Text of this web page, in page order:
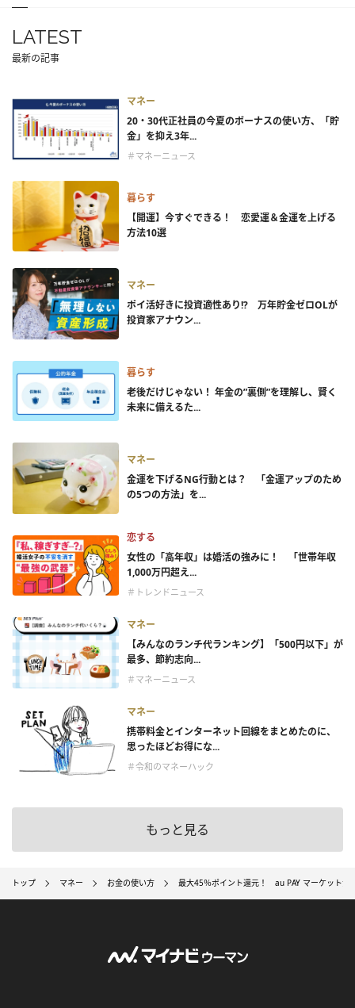
LATEST
最新の記事
マネー
20・30代正社員の今夏のボーナスの使い方、「貯
金」を抑え3年...
＃マネーニュース
暮らす
【開運】今すぐできる！ 恋愛運＆金運を上げる
方法10選
マネー
ポイ活好きに投資適性あり!? 万年貯金ゼロOLが
投資家アナウン...
暮らす
老後だけじゃない！ 年金の”裏側”を理解し、賢く
未来に備えるた...
マネー
金運を下げるNG行動とは？ 「金運アップのため
の5つの方法」を...
恋する
女性の「高年収」は婚活の強みに！ 「世帯年収
1,000万円超え...
＃トレンドニュース
マネー
【みんなのランチ代ランキング】「500円以下」が
最多、節約志向...
＃マネーニュース
マネー
携帯料金とインターネット回線をまとめたのに、
思ったほどお得にな...
＃令和のマネーハック
もっと見る
トップ マネー お金の使い方 最大45％ポイント還元！ au PAY マーケットが